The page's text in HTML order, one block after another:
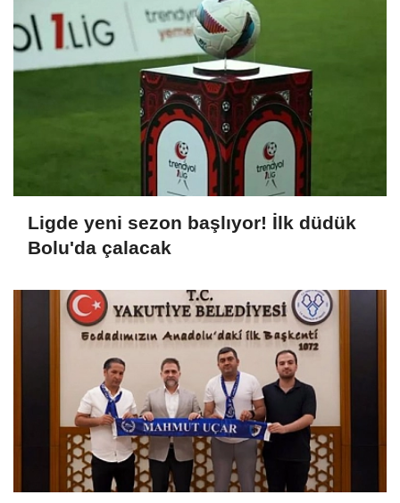
Ligde yeni sezon başlıyor! İlk düdük
Bolu'da çalacak